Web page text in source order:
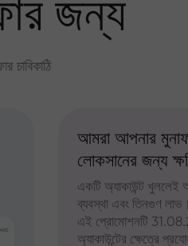
জন্য
চাবিকাঠি
আমরা আপনার
লোকসানের জন্য
একটি অ্যাকাউন্ট খুললেই
ব্যবস্থা এবং তিনগুণ লাভ।
এই প্রোমোশনটি
অ্যাকাউন্টের ক্ষেত্রে